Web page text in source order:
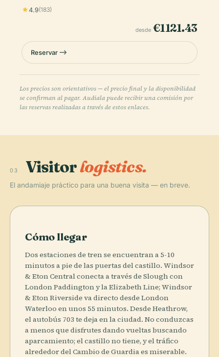
4.9(183)
desde €1121.43
Reservar
Los precios son orientativos — el precio final y la disponibilidad
se confirman al pagar. Audiala puede recibir una comisión por
las reservas realizadas a través de estos enlaces.
03 Visitorlogistics.
El andamiaje práctico para una buena visita — en breve.
Cómo llegar
Dos estaciones de tren se encuentran a 5-10
minutos a pie de las puertas del castillo. Windsor
& Eton Central conecta a través de Slough con
London Paddington y la Elizabeth Line; Windsor
& Eton Riverside va directo desde London
Waterloo en unos 55 minutos. Desde Heathrow,
el autobús 703 te deja en la ciudad. No conduzcas
a menos que disfrutes dando vueltas buscando
aparcamiento; el castillo no tiene, y el tráfico
alrededor del Cambio de Guardia es miserable.